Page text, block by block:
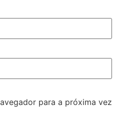
para a próxima vez